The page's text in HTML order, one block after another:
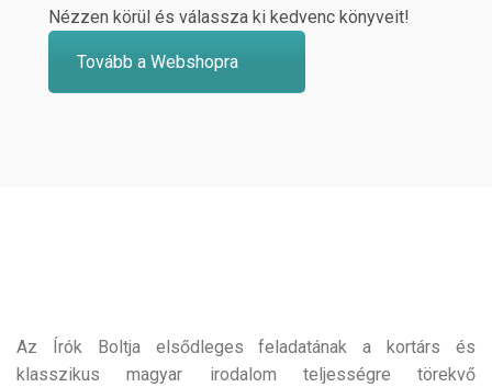
Nézzen körül és válassza ki kedvenc könyveit!
Tovább a Webshopra
Az Írók Boltja elsődleges feladatának a kortárs és
klasszikus magyar irodalom teljességre törekvő